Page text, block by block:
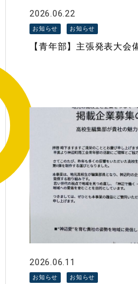
2026.06.22
お知らせ お知らせ
【青年部】主張発表大会
2026.06.11
お知らせ お知らせ